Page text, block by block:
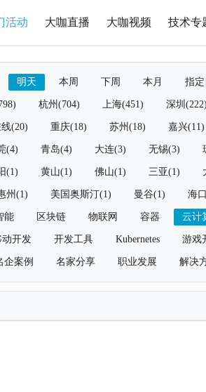
活动 大咖直播 大咖视频 技术专
明天 本周 下周 本月 指定
杭州(704) 上海(451) 深圳(222)
(20) 重庆(18) 苏州(18) 嘉兴(11)
(4) 青岛(4) 大连(3) 无锡(3)
(1) 黄山(1) 佛山(1) 三亚(1)
州(1) 美国奥斯汀(1) 曼谷(1) 海
能 区块链 物联网 容器 云计
动开发 开发工具 Kubernetes 游戏
企案例 名家分享 职业发展 解决